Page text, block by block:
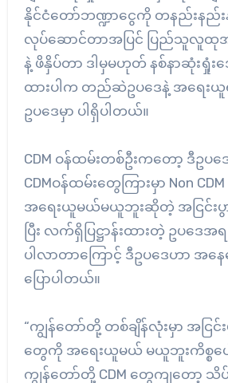
နိုင်ငံတော်ဘဏ္ဍာငွေကို တနည်းနည်း
လုပ်ဆောင်တာအပြင် ပြည်သူလူထုအ
နဲ့ ဖိနှိပ်တာ ဒါမှမဟုတ် နစ်နာဆုံးရှုံး
ထားပါက တည်ဆဲဥပဒေနဲ့ အရေး
ဥပ‌ဒေမှာ ပါရှိပါတယ်။
CDM ဝန်ထမ်းတစ်ဦးကတော့ ဒီဥပဒေ
CDMဝန်ထမ်းတွေကြားမှာ Non
အရေးယူမယ်မယူဘူးဆိုတဲ့ အငြင်းပွ
ပြီး လက်ရှိပြဋ္ဌာန်းထားတဲ့ ဥပ‌ဒေ
ပါလာတာကြောင့် ဒီဥပဒေဟာ အ
ပြောပါတယ်။
“ကျွန်တော်တို့ တစ်ချိန်လုံးမှာ အငြင်
တွေကို အရေးယူမယ် မယူဘူးကိစ္စပ
ကျွန်တော်တို့ CDM တွေကျတော့ သိပ်